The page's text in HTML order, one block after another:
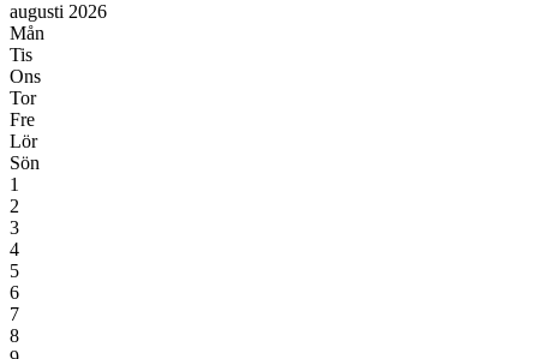
augusti 2026
Mån
Tis
Ons
Tor
Fre
Lör
Sön
1
2
3
4
5
6
7
8